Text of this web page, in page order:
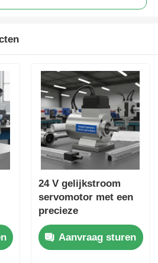
24 V gelijkstroom
servomotor met een
precieze
positionering en
duurzame prestaties
geschikt voor CNC-
Aanvraag sturen